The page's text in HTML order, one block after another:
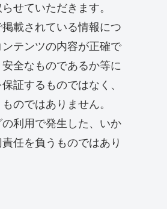
せていただきます。
載されている情報につ
テンツの内容が正確で
全なものであるか等に
証するものではなく、
のではありません。
の利用で発生した、いか
任を負うものではあり